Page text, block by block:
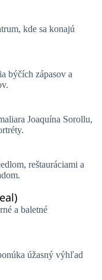
kde sa konajú
býčích zápasov a
Joaquína Sorollu,
reštauráciami a
a baletné
úžasný výhľad